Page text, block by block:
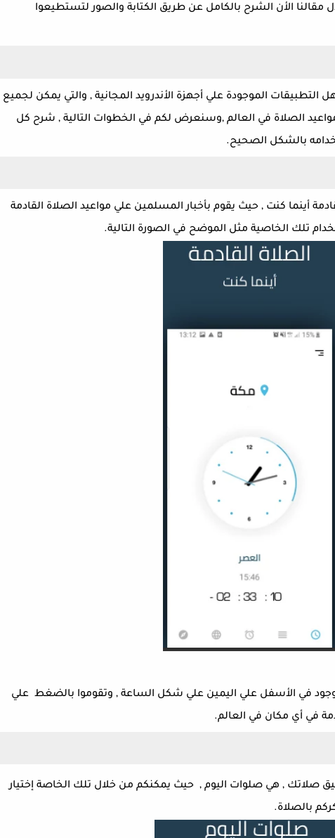
الأن الشرح بالكامل عن طريق الكتابة والصور لتستطيعوا
الموجودة علي أجهزة الأندرويد المجانية , والتي يمكن لجميع
الصلاة في العالم ,وسنعرض لكم في الخطوات التالية , شرح كل
بالشكل الصحيح.
أينما كنت , حيث يقوم بأخبار المسلمين علي مواعيد الصلاة القادمة
تلك الخاصية مثل الموضح في الصورة التالية.
في الأسفل علي اليمين علي شكل الساعة , وتقوموا بالضغط علي
في أي مكان في العالم.
صلاتك , هي صلوات اليوم , حيث يمكنكم من خلال تلك الخاصة إختيار
بالصلاة.